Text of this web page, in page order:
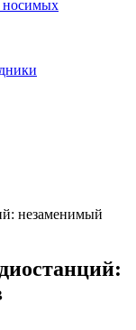
носимых
незаменимый